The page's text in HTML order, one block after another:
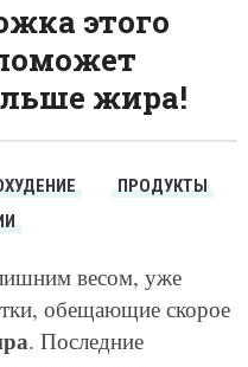
этого
жира!
ПРОДУКТЫ
весом, уже
обещающие скорое
. Последние